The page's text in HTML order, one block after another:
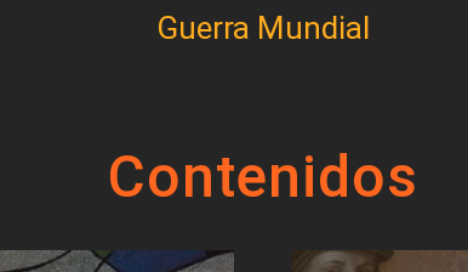
Guerra Mundial
Contenidos